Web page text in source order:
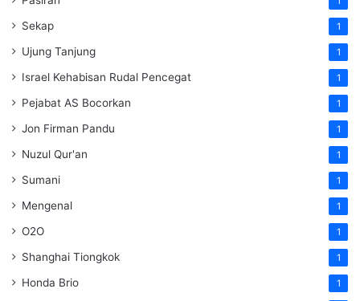
Sekap 1
Ujung Tanjung 1
Israel Kehabisan Rudal Pencegat 1
Pejabat AS Bocorkan 1
Jon Firman Pandu 1
Nuzul Qur'an 1
Sumani 1
Mengenal 1
O2O 1
Shanghai Tiongkok 1
Honda Brio 1